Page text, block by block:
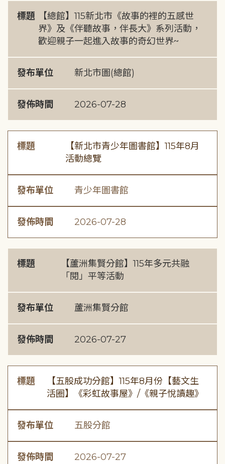
標題
【總館】115新北市《故事的裡的五感世
界》及《伴聽故事，伴長大》系列活動，
歡迎親子一起進入故事的奇幻世界~
發布單位 新北市圖(總館)
發佈時間 2026-07-28
標題
【新北市青少年圖書館】115年8月
活動總覽
發布單位 青少年圖書館
發佈時間 2026-07-28
標題
【蘆洲集賢分館】115年多元共融
「閱」平等活動
發布單位 蘆洲集賢分館
發佈時間 2026-07-27
標題
【五股成功分館】115年8月份【藝文生
活圈】《彩虹故事屋》/《親子悅讀趣》
發布單位 五股分館
發佈時間 2026-07-27